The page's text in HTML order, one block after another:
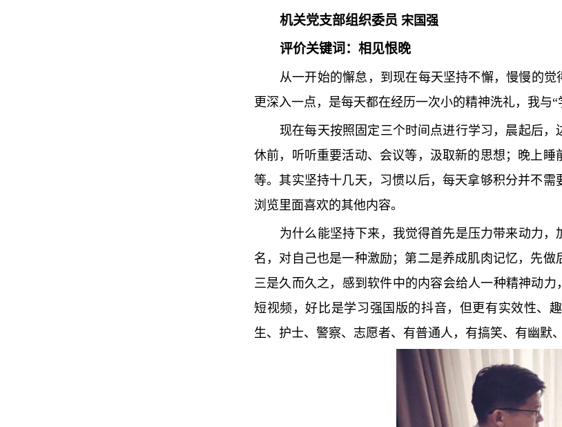
机关党支部组织委员 宋国强
评价关键词：相见恨晚
从一开始的懈怠，到现在每天坚持不懈，慢慢的
更深入一点，是每天都在经历一次小的精神洗礼，我与“
现在每天按照固定三个时间点进行学习，晨起后
休前，听听重要活动、会议等，汲取新的思想；晚上
等。其实坚持十几天，习惯以后，每天拿够积分并不
浏览里面喜欢的其他内容。
为什么能坚持下来，我觉得首先是压力带来动力
名，对自己也是一种激励；第二是养成肌肉记忆，先
三是久而久之，感到软件中的内容会给人一种精神动
短视频，好比是学习强国版的抖音，但更有实效性、
生、护士、警察、志愿者、有普通人，有搞笑、有幽默